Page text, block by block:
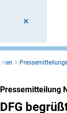
Pressemitteilung
DFG